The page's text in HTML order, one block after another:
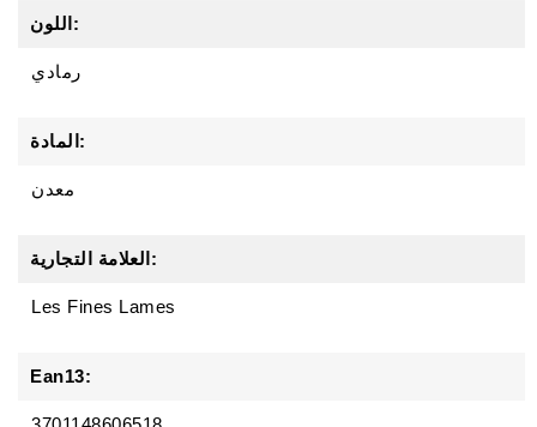
اللون:
رمادي
المادة:
معدن
العلامة التجارية:
Les Fines Lames
Ean13: